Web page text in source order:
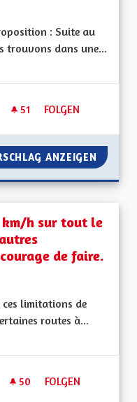
: Suite au
trouvons dans une...
51 51 FOLLOWER
FOLGEN
ENCADRER LE
ANZEIGEN
h sur tout le
de faire.
limitations de
routes à...
50 50 FOLLOWER
FOLGEN
RÉTABLIR LA